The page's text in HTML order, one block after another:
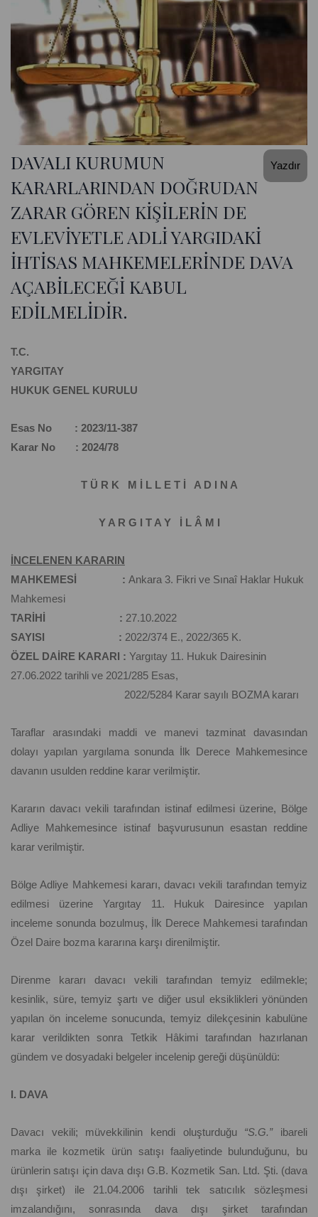
Yazdır
DAVALI KURUMUN
KARARLARINDAN DOĞRUDAN
ZARAR GÖREN KİŞİLERİN DE
EVLEVİYETLE ADLİ YARGIDAKİ
İHTİSAS MAHKEMELERİNDE DAVA
AÇABİLECEĞİ KABUL
EDİLMELİDİR.
T.C.
YARGITAY
HUKUK GENEL KURULU
Esas No : 2023/11-387
Karar No : 2024/78
T Ü R K M İ L L E T İ A D I N A
Y A R G I T A Y İ L Â M I
İNCELENEN KARARIN
MAHKEMESİ : Ankara 3. Fikri ve Sınaî Haklar Hukuk
Mahkemesi
TARİHİ : 27.10.2022
SAYISI : 2022/374 E., 2022/365 K.
ÖZEL DAİRE KARARI : Yargıtay 11. Hukuk Dairesinin
27.06.2022 tarihli ve 2021/285 Esas,
2022/5284 Karar sayılı BOZMA kararı
Taraflar arasındaki maddi ve manevi tazminat davasından
dolayı yapılan yargılama sonunda İlk Derece Mahkemesince
davanın usulden reddine karar verilmiştir.
Kararın davacı vekili tarafından istinaf edilmesi üzerine, Bölge
Adliye Mahkemesince istinaf başvurusunun esastan reddine
karar verilmiştir.
Bölge Adliye Mahkemesi kararı, davacı vekili tarafından temyiz
edilmesi üzerine Yargıtay 11. Hukuk Dairesince yapılan
inceleme sonunda bozulmuş, İlk Derece Mahkemesi tarafından
Özel Daire bozma kararına karşı direnilmiştir.
Direnme kararı davacı vekili tarafından temyiz edilmekle;
kesinlik, süre, temyiz şartı ve diğer usul eksiklikleri yönünden
yapılan ön inceleme sonucunda, temyiz dilekçesinin kabulüne
karar verildikten sonra Tetkik Hâkimi tarafından hazırlanan
gündem ve dosyadaki belgeler incelenip gereği düşünüldü:
I. DAVA
Davacı vekili; müvekkilinin kendi oluşturduğu “S.G.”ibareli
marka ile kozmetik ürün satışı faaliyetinde bulunduğunu, bu
ürünlerin satışı için dava dışı G.B. Kozmetik San. Ltd. Şti. (dava
dışı şirket) ile 21.04.2006 tarihli tek satıcılık sözleşmesi
imzalandığını, sonrasında dava dışı şirket tarafından